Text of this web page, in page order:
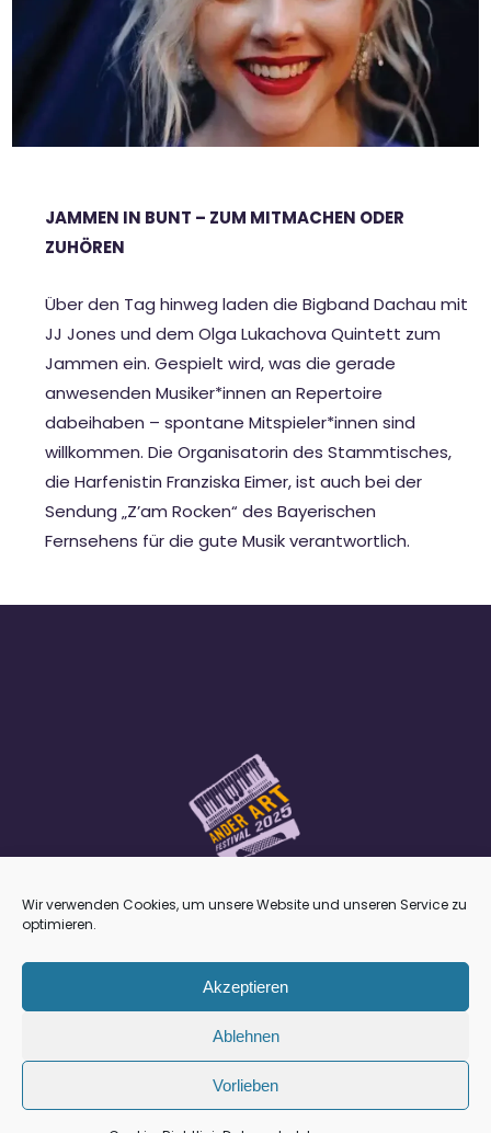
Wir verwenden Cookies, um unsere Website und unseren Service zu
optimieren.
Akzeptieren
Ablehnen
Vorlieben
JAMMEN IN BUNT – ZUM MITMACHEN ODER
ZUHÖREN
Über den Tag hinweg laden die Bigband Dachau mit
JJ Jones und dem Olga Lukachova Quintett zum
Jammen ein. Gespielt wird, was die gerade
anwesenden Musiker*innen an Repertoire
dabeihaben – spontane Mitspieler*innen sind
willkommen. Die Organisatorin des Stammtisches,
die Harfenistin Franziska Eimer, ist auch bei der
Sendung „Z’am Rocken“ des Bayerischen
Fernsehens für die gute Musik verantwortlich.
Kulturreferat